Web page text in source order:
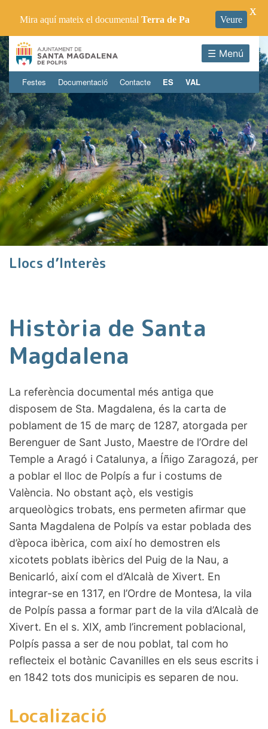
☰ Menú
Festes Documentació Contacte ES VAL
Llocs d’Interès
Història de Santa
Magdalena
La referència documental més antiga que
disposem de Sta. Magdalena, és la carta de
poblament de 15 de març de 1287, atorgada per
Berenguer de Sant Justo, Maestre de l’Ordre del
Temple a Aragó i Catalunya, a Íñigo Zaragozá, per
a poblar el lloc de Polpís a fur i costums de
València. No obstant açò, els vestigis
arqueològics trobats, ens permeten afirmar que
Santa Magdalena de Polpís va estar poblada des
d’època ibèrica, com així ho demostren els
xicotets poblats ibèrics del Puig de la Nau, a
Benicarló, així com el d’Alcalà de Xivert. En
integrar-se en 1317, en l’Ordre de Montesa, la vila
de Polpís passa a formar part de la vila d’Alcalà de
Xivert. En el s. XIX, amb l’increment poblacional,
Polpís passa a ser de nou poblat, tal com ho
reflecteix el botànic Cavanilles en els seus escrits i
en 1842 tots dos municipis es separen de nou.
Localizació
Mira aquí mateix el documental Terra de Pa Veure
X